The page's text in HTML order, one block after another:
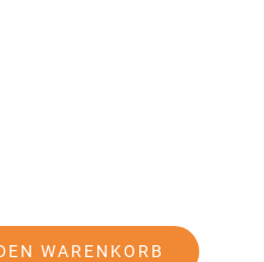
WARENKORB